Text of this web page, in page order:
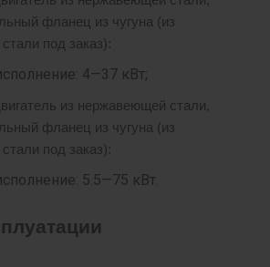
фланец из чугуна (из
под заказ):
4—37 кВт;
из нержавеющей стали,
фланец из чугуна (из
под заказ):
5.5—75 кВт.